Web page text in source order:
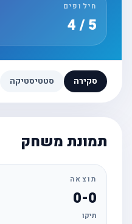
חילופים
סקירה סטטיסטיקה
תמונת משחק
תוצאה
0-0
תיקו